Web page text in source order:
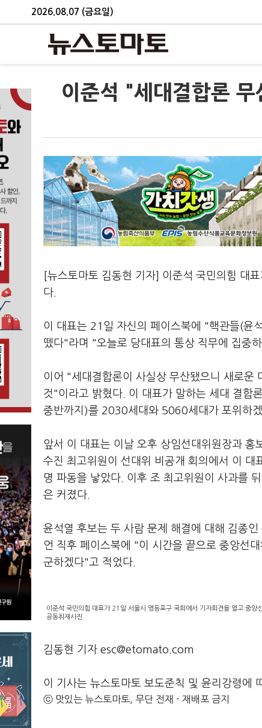
2026.08.07 (금요일)
이준석 "세대결합론
[뉴스토마토 김동현 기자] 이준석 국민의힘 대
다.
이 대표는 21일 자신의 페이스북에 "핵관들(윤
뗐다"라며 "오늘로 당대표의 통상 직무에 집중
이어 "세대결합론이 사실상 무산됐으니 새로운
것"이라고 밝혔다. 이 대표가 말하는 세대 결합
중반까지)를 2030세대와 5060세대가 포위하
앞서 이 대표는 이날 오후 상임선대위원장과
수진 최고위원이 선대위 비공개 회의에서 이
명 파동을 낳았다. 이후 조 최고위원이 사과를
은 커졌다.
윤석열 후보는 두 사람 문제 해결에 대해 김종
언 직후 페이스북에 "이 시간을 끝으로 중앙선
군하겠다"고 적었다.
이준석 국민의힘 대표가 21일 서울시 영등포구 국회에서 기자회견을 열고 중앙
공동취재사진
김동현 기자 esc@etomato.com
이 기사는 뉴스토마토 보도준칙 및 윤리강령에
ⓒ 맛있는 뉴스토마토, 무단 전재 - 재배포 금지